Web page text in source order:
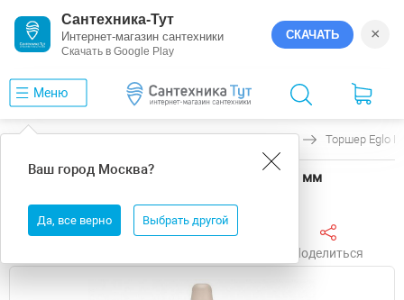
Сантехника-Тут
Интернет-магазин сантехники
Скачать в Google Play
СКАЧАТЬ ×
Меню
Ваш город Москва?
Да, все верно Выбрать другой
Торшер Eglo
Торшер Eglo MANNERA-L 901752 высота 1400 мм
Поделиться